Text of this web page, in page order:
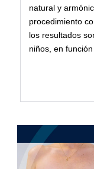
natural y
procedimiento
los resultados
niños, en función